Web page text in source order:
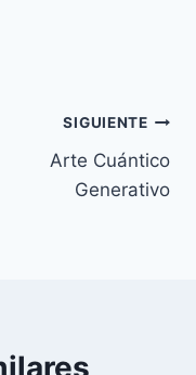
SIGUIENTE
Arte Cuántico
Generativo